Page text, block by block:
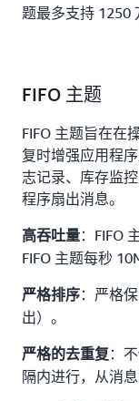
题最多支持 1250
FIFO 主题
FIFO 主题旨在在
复时增强应用程
志记录、库存监
程序扇出消息。
高吞吐量：FIFO
FIFO 主题每秒
严格排序：严格
出）。
严格的去重复 ：
隔内进行，从消